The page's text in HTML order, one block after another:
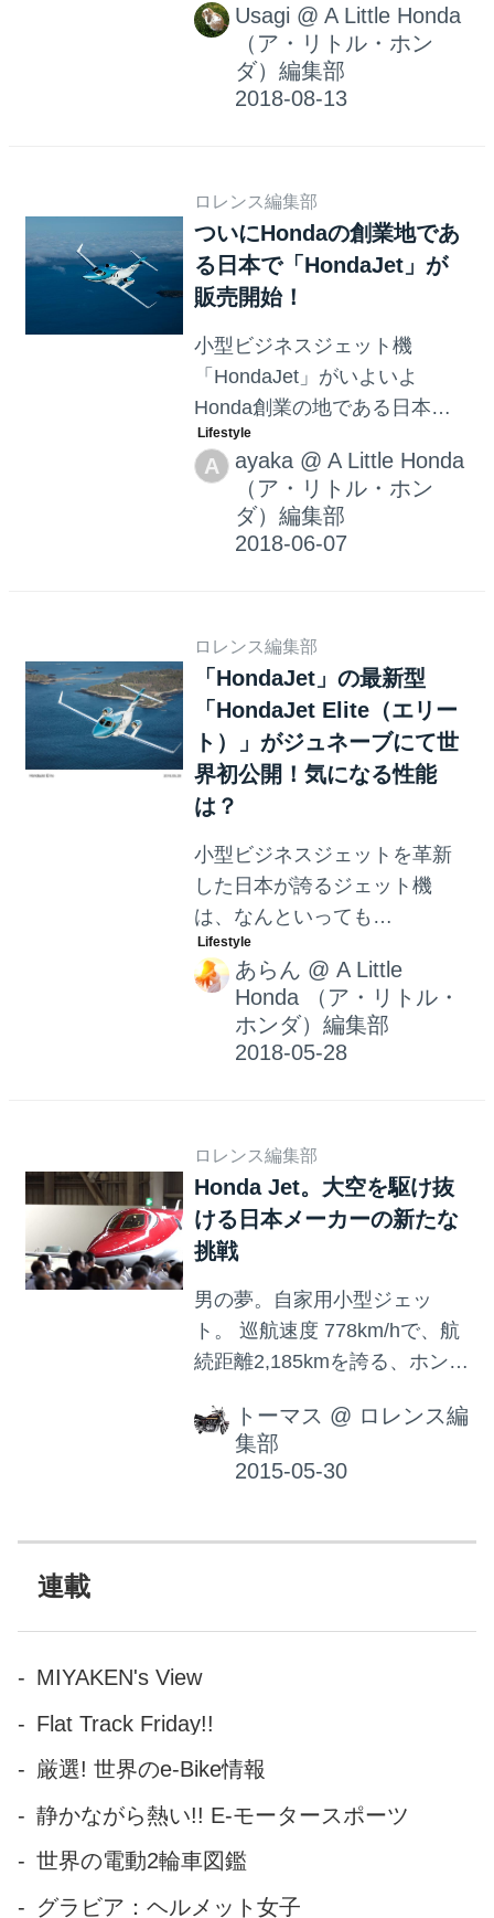
続き、"世界一"に！！
Usagi @ A Little Honda
（ア・リトル・ホン
ダ）編集部
ロレンス編集部
ついにHondaの創業地であ
る日本で「HondaJet」が
販売開始！
小型ビジネスジェット機
「HondaJet」がいよいよ
Honda創業の地である日本で
2018年6月6日より受注が開始
されます。
A ayaka @ A Little Honda
（ア・リトル・ホン
ダ）編集部
ロレンス編集部
「HondaJet」の最新型
「HondaJet Elite（エリー
ト）」がジュネーブにて世
界初公開！気になる性能
は？
小型ビジネスジェットを革新
した日本が誇るジェット機
は、なんといっても
「HondaJet」ですよね。そん
な小型ビジネスジェット機
「HondaJet」の最新型として
アップグレードされた
あらん @ A Little
Honda （ア・リトル・
ホンダ）編集部
ロレンス編集部
Honda Jet。大空を駆け抜
ける日本メーカーの新たな
挑戦
男の夢。自家用小型ジェッ
ト。 巡航速度 778km/hで、航
続距離2,185kmを誇る、ホンダ
がHonda Jet。 米国や欧州のビ
ジネスエグゼクティブでは、
自家用の小型ジェット、いわ
て高速移動することはある意
などの待ち時間がほとんどあ
ビジネスミーティングも快適
そのもの。 成功したならば、
い、というのがある意味欧米
のビジネスエグゼクティブた
トーマス @ ロレンス編
集部
連載
MIYAKEN's View
Flat Track Friday!!
厳選! 世界のe-Bike情報
静かながら熱い!! E-モータースポーツ
世界の電動2輪車図鑑
グラビア：ヘルメット女子